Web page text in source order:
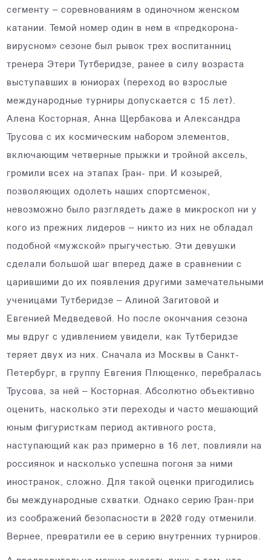
сегменту – соревнованиям в одиночном женском
катании. Темой номер один в нем в «предкорона-
вирусном» сезоне был рывок трех воспитанниц
тренера Этери Тутберидзе, ранее в силу возраста
выступавших в юниорах (переход во взрослые
международные турниры допускается с 15 лет).
Алена Косторная, Анна Щербакова и Александра
Трусова с их космическим набором элементов,
включающим четверные прыжки и тройной аксель,
громили всех на этапах Гран- при. И козырей,
позволяющих одолеть наших спортсменок,
невозможно было разглядеть даже в микроскоп ни у
кого из прежних лидеров – никто из них не обладал
подобной «мужской» прыгучестью. Эти девушки
сделали большой шаг вперед даже в сравнении с
царившими до их появления другими замечательными
ученицами Тутберидзе – Алиной Загитовой и
Евгенией Медведевой. Но после окончания сезона
мы вдруг с удивлением увидели, как Тутберидзе
теряет двух из них. Сначала из Москвы в Санкт-
Петербург, в группу Евгения Плющенко, перебралась
Трусова, за ней – Косторная. Абсолютно объективно
оценить, насколько эти переходы и часто мешающий
юным фигуристкам период активного роста,
наступающий как раз примерно в 16 лет, повлияли на
россиянок и насколько успешна погоня за ними
иностранок, сложно. Для такой оценки пригодились
бы международные схватки. Однако серию Гран-при
из соображений безопасности в 2020 году отменили.
Вернее, превратили ее в серию внутренних турниров.